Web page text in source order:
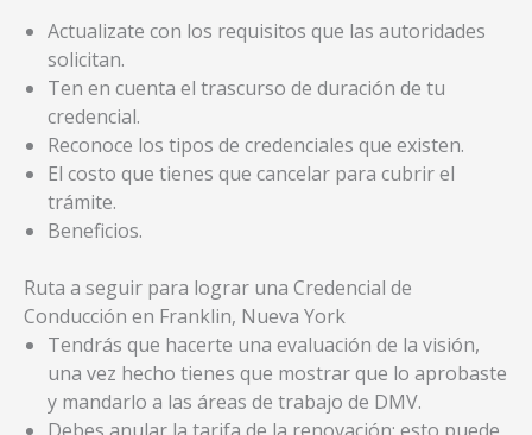
Actualizate con los requisitos que las autoridades
solicitan.
Ten en cuenta el trascurso de duración de tu
credencial.
Reconoce los tipos de credenciales que existen.
El costo que tienes que cancelar para cubrir el
trámite.
Beneficios.
Ruta a seguir para lograr una Credencial de
Conducción en Franklin, Nueva York
Tendrás que hacerte una evaluación de la visión,
una vez hecho tienes que mostrar que lo aprobaste
y mandarlo a las áreas de trabajo de DMV.